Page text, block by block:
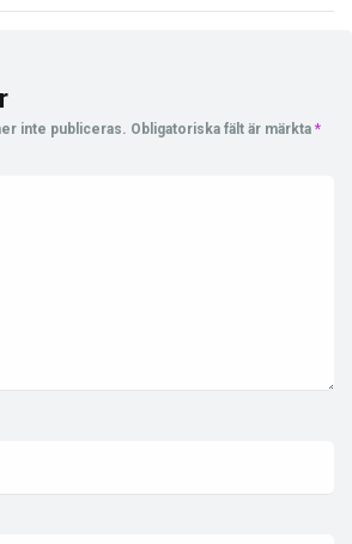
inte publiceras. Obligatoriska fält är märkta *